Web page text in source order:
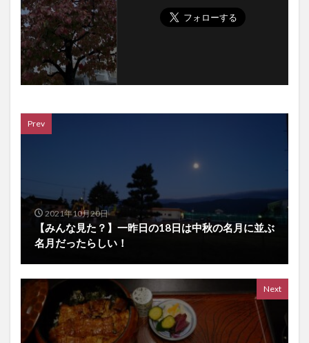
Prev
2021年10月20日
【みんな見た？】一昨日の18日は中秋の名月に並ぶ
名月だったらしい！
Next